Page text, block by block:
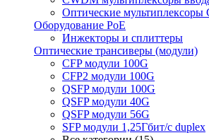
Оптические мультиплексоры
Оборудование PoE
Инжекторы и сплиттеры
Оптические трансиверы (модули)
CFP модули 100G
CFP2 модули 100G
QSFP модули 100G
QSFP модули 40G
QSFP модули 56G
SFP модули 1,25Гбит/с duplex